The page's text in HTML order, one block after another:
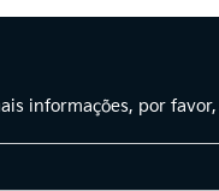
informações, por